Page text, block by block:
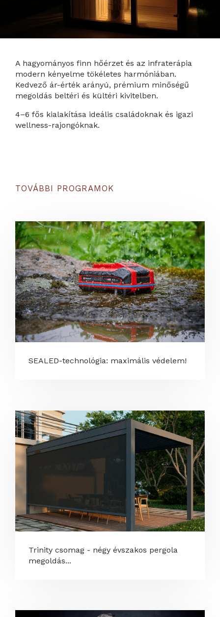
A hagyományos finn hőérzet és az infraterápia
modern kényelme tökéletes harmóniában.
Kedvező ár-érték arányú, prémium minőségű
megoldás beltéri és kültéri kivitelben.
4–6 fős kialakítása ideális családoknak és igazi
wellness-rajongóknak.
TOVÁBBI PROGRAMOK
SEALED-technológia: maximális védelem!
Trinity csomag - négy évszakos pergola
megoldás...